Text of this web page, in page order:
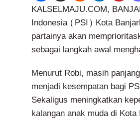
KALSELMAJU.COM,
Indonesia (PSI) Kota
partainya akan
sebagai langkah awal
Menurut Robi, masih
menjadi kesempatan bagi
Sekaligus meningkatkan
kalangan anak muda di